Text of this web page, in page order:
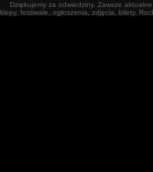
Dziękujemy za odwiedziny. Zawsze
festiwale, ogłoszenia, zdjęcia, bilety.